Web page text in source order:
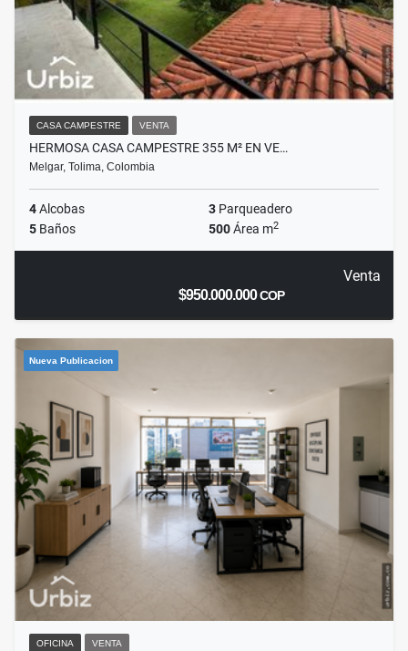
CASA CAMPESTRE VENTA
HERMOSA CASA CAMPESTRE 355 M² EN VE…
Melgar, Tolima, Colombia
4Alcobas 3 Parqueadero
5 Baños 500Área m2
Venta
$950.000.000COP
Nueva Publicacion
OFICINA VENTA